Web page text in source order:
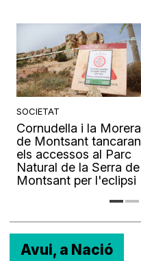
SOCIETAT
Cornudella i la Morera
de Montsant tancaran
els accessos al Parc
Natural de la Serra de
Montsant per l'eclipsi
Avui, a Nació